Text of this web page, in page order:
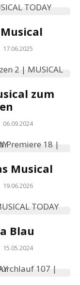
17.06.2025
zum
06.09.2024
Musical
19.06.2026
Blau
15.05.2024